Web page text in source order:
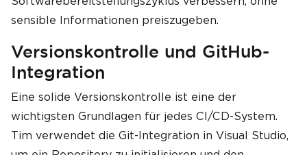
sensible Informationen preiszugeben.
Versionskontrolle und GitHub-
Integration
Eine solide Versionskontrolle ist eine der
wichtigsten Grundlagen für jedes CI/CD-System.
Tim verwendet die Git-Integration in Visual Studio,